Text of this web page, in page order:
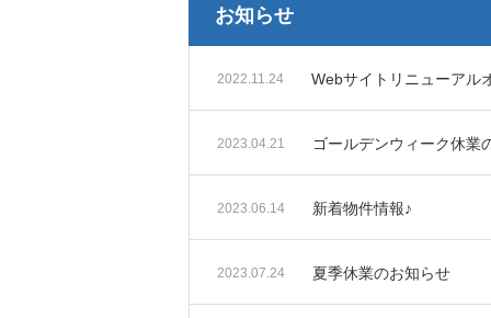
お知らせ
2022.11.24 Webサイトリニューアル
2023.04.21 ゴールデンウィーク休業
2023.06.14 新着物件情報♪
2023.07.24 夏季休業のお知らせ